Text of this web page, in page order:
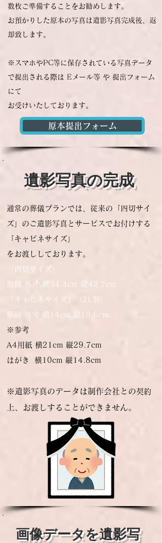
数枚ご準備することをお勧めします。
お預かりした原本の写真は遺影写真完成後、 返
却致します。
​※スマホやPC等に保存されている写真データ
で提出される際は Eメール等 や 提出フォーム
にて
お受けいたしております。
原本提出フォーム
遺影写真の完成
通常の葬儀プランでは、従来の「四切サイ
ズ」のご遺影写真と サービスでお付けする
「キャビネサイズ」
をお渡ししております。
「四切サイズ」
額縁 外寸 横34.4cm 縦42.7cm
「キャビネサイズ」（2L判）
額縁 外寸 横14cm 縦18.6cm
※参考
A4用紙 横21cm 縦29.7cm
はがき 横10cm 縦14.8cm
※遺影写真のデータは制作会社との契約
上、お渡しすることができません。
画像データを遺影写